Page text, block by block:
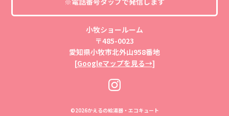
小牧ショールーム
〒485-0023
愛知県小牧市北外山958番地
[Googleマップを見る→]
©2026かえるの給湯器・エコキュート